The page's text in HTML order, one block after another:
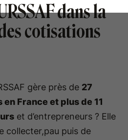
dans la
cotisations
gère près de 27
France et plus de 11
et d’entrepreneurs ? Elle
collecter,pau puis de